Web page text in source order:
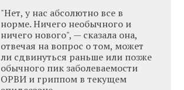
"Нет, у нас абсолютно все в
норме. Ничего необычного и
ничего нового", — сказала она,
отвечая на вопрос о том, может
ли сдвинуться раньше или позже
обычного пик заболеваемости
ОРВИ и гриппом в текущем